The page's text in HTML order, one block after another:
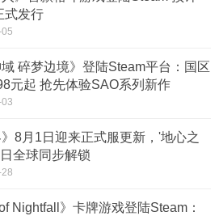
式发行
域 碎梦边境》登陆Steam平台：国区
元起 抢先体验SAO系列新作
8月1日迎来正式服更新，'地心之
全球同步解锁
Nightfall》卡牌游戏登陆Steam：